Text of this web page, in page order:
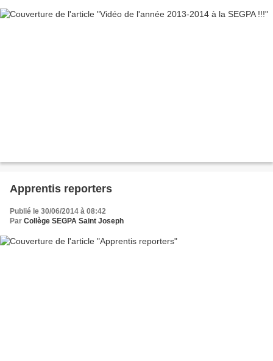
Apprentis reporters
Publié le 30/06/2014 à 08:42
Par Collège SEGPA Saint Joseph